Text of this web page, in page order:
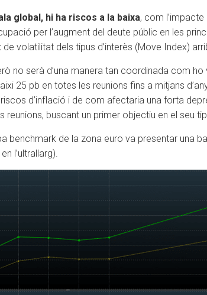
global, hi ha riscos a la baixa, com
per l’augment del deute públic en les
volatilitat dels tipus d’interès (Move Index)
no serà d’una manera tan coordinada com
25 pb en totes les reunions fins a mitjans
d’inflació i de com afectaria una forta
buscant un primer objectiu en el seu
benchmark de la zona euro va presentar una
l’ultrallarg).